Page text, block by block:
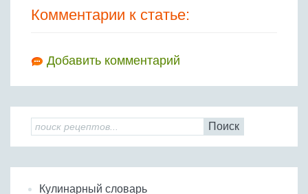
Комментарии к статье:
Добавить комментарий
Поиск
Кулинарный словарь